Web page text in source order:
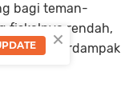
bagi teman-
fiskalnya rendah,
Ini berdampak
×